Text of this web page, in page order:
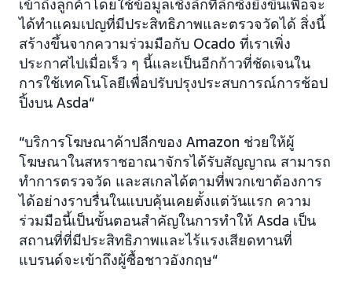
เข้าถึงลูกค้าโดยใช้ข้อมูลเชิงลึกที่ลึกซึ้งยิ่งขึ้นเพื่อจะ
ได้ทำแคมเปญที่มีประสิทธิภาพและตรวจวัดได้ สิ่งนี้
สร้างขึ้นจากความร่วมมือกับ Ocado ที่เราเพิ่ง
ประกาศไปเมื่อเร็ว ๆ นี้และเป็นอีกก้าวที่ชัดเจนใน
การใช้เทคโนโลยีเพื่อปรับปรุงประสบการณ์การช้อป
ปิ้งบน Asda“
“บริการโฆษณาค้าปลีกของ Amazon ช่วยให้ผู้
โฆษณาในสหราชอาณาจักรได้รับสัญญาณ สามารถ
ทำการตรวจวัด และสเกลได้ตามที่พวกเขาต้องการ
ได้อย่างราบรื่นในแบบคุ้นเคยตั้งแต่วันแรก ความ
ร่วมมือนี้เป็นขั้นตอนสำคัญในการทำให้ Asda เป็น
สถานที่ที่มีประสิทธิภาพและไร้แรงเสียดทานที่
แบรนด์จะเข้าถึงผู้ซื้อชาวอังกฤษ“